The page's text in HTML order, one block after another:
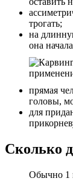
трогать;
на
она
прямая
головы,
для
Сколько
Обычно 1